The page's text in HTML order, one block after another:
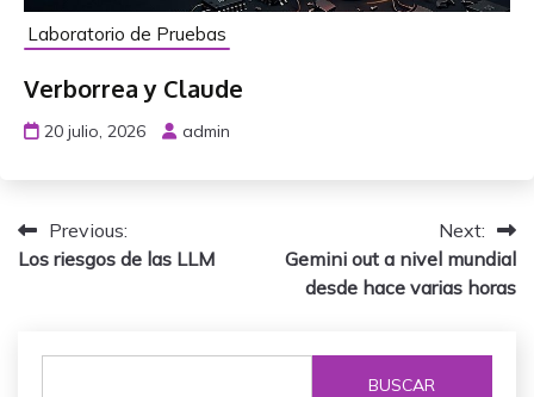
Laboratorio de Pruebas
Verborrea y Claude
20 julio, 2026 admin
N Previous:
Los riesgos de las LLM
Next:
Gemini out a nivel mundial
desde hace varias horas
BUSCAR